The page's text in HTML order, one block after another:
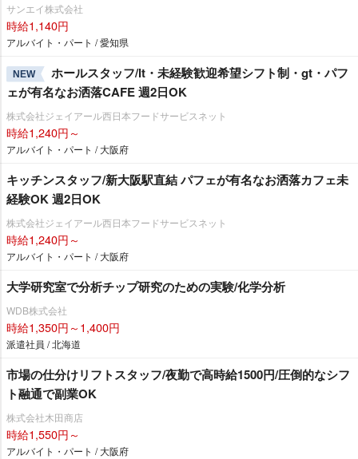
サンエイ株式会社
時給1,140円
アルバイト・パート / 愛知県
NEW
ホールスタッフ/lt・未経験歓迎希望シフト制・gt・パフ
ェが有名なお洒落CAFE 週2日OK
株式会社ジェイアール西日本フードサービスネット
時給1,240円～
アルバイト・パート / 大阪府
キッチンスタッフ/新大阪駅直結 パフェが有名なお洒落カフェ未
経験OK 週2日OK
株式会社ジェイアール西日本フードサービスネット
時給1,240円～
アルバイト・パート / 大阪府
大学研究室で分析チップ研究のための実験/化学分析
WDB株式会社
時給1,350円～1,400円
派遣社員 / 北海道
市場の仕分けリフトスタッフ/夜勤で高時給1500円/圧倒的なシフ
ト融通で副業OK
株式会社木田商店
時給1,550円～
アルバイト・パート / 大阪府